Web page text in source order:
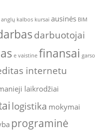
anglų kalbos kursai ausinės BIM
darbuotojai
e vaistine finansai garso
internetu
laikrodžiai
logistika mokymai
programinė